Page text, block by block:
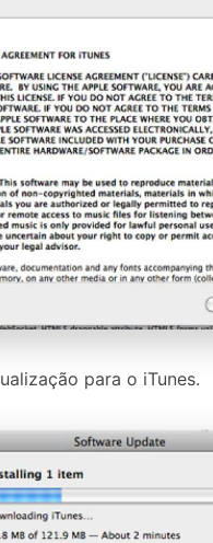
para o iTunes.